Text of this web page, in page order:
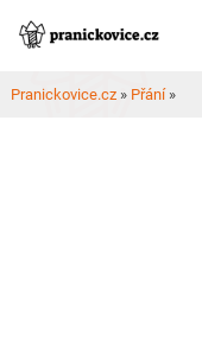
Skip
Pranickovice.cz » Přání»